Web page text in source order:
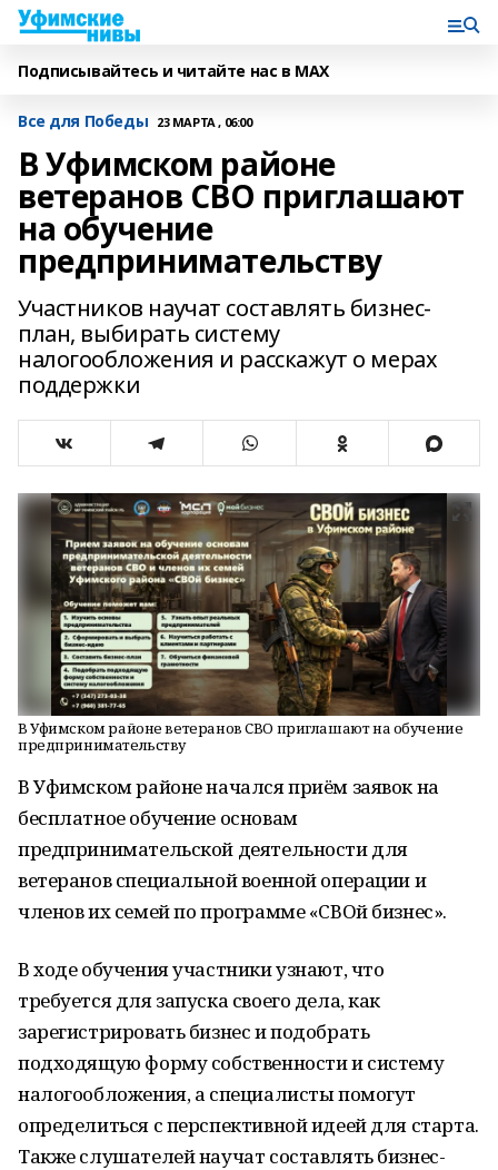
Подписывайтесь и читайте нас в MAX
Все для Победы 23 МАРТА , 06:00
В Уфимском районе
ветеранов СВО приглашают
на обучение
предпринимательству
Участников научат составлять бизнес-
план, выбирать систему
налогообложения и расскажут о мерах
поддержки
В Уфимском районе ветеранов СВО приглашают на обучение
предпринимательству
В Уфимском районе начался приём заявок на
бесплатное обучение основам
предпринимательской деятельности для
ветеранов специальной военной операции и
членов их семей по программе «СВОй бизнес».
В ходе обучения участники узнают, что
требуется для запуска своего дела, как
зарегистрировать бизнес и подобрать
подходящую форму собственности и систему
налогообложения, а специалисты помогут
определиться с перспективной идеей для старта.
Также слушателей научат составлять бизнес-